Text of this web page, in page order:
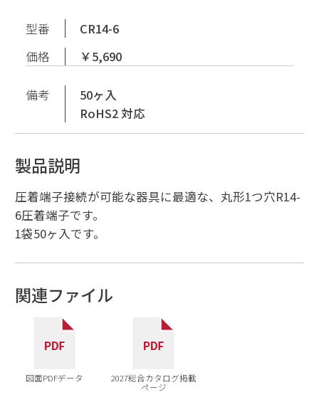
型番
CR14-6
価格
￥5,690
備考
50ヶ入
RoHS2 対応
製品説明
圧着端子接続が可能な器具に最適な、丸形1つ穴R14-
6圧着端子です。
1袋50ヶ入です。
関連ファイル
図面PDFデータ
2027総合カタログ掲載
ページ